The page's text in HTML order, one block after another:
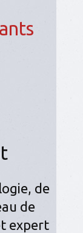
de
de
expert